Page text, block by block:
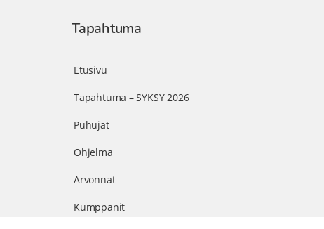
Tapahtuma
Etusivu
Tapahtuma – SYKSY 2026
Puhujat
Ohjelma
Arvonnat
Kumppanit